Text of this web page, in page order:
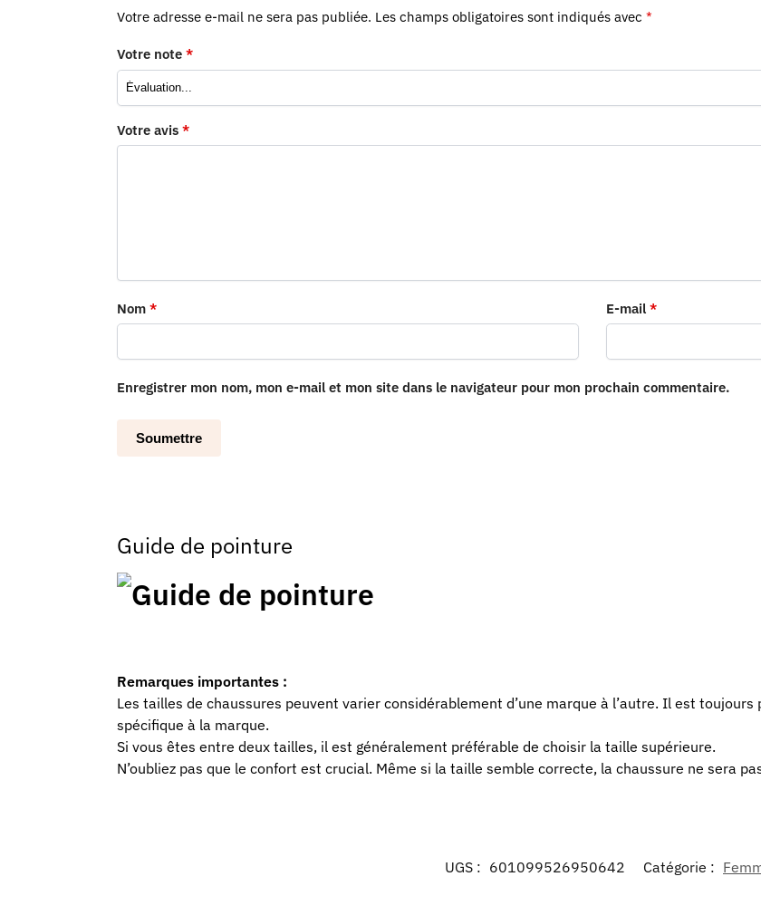
Votre adresse e-mail ne sera pas publiée. Les champs obligatoires sont indiqués avec *
Votre note *
Votre avis *
Nom * E-mail *
Enregistrer mon nom, mon e-mail et mon site dans le navigateur pour mon prochain commentaire.
Guide de pointure
Remarques importantes :
Les tailles de chaussures peuvent varier considérablement d’une marque à l’autre. Il est
spécifique à la marque.
Si vous êtes entre deux tailles, il est généralement préférable de choisir la taille supérieure.
N’oubliez pas que le confort est crucial. Même si la taille semble correcte, la chaussure ne sera
UGS : 601099526950642 Catégorie :